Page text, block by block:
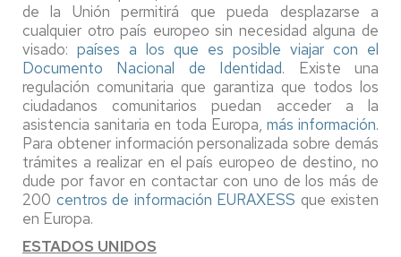
de la Unión permitirá que pueda desplazarse a
cualquier otro país europeo sin necesidad alguna de
visado: países a los que es posible viajar con el
Documento Nacional de Identidad. Existe una
regulación comunitaria que garantiza que todos los
ciudadanos comunitarios puedan acceder a la
asistencia sanitaria en toda Europa, más información.
Para obtener información personalizada sobre demás
trámites a realizar en el país europeo de destino, no
dude por favor en contactar con uno de los más de
200 centros de información EURAXESS que existen
en Europa.
ESTADOS UNIDOS